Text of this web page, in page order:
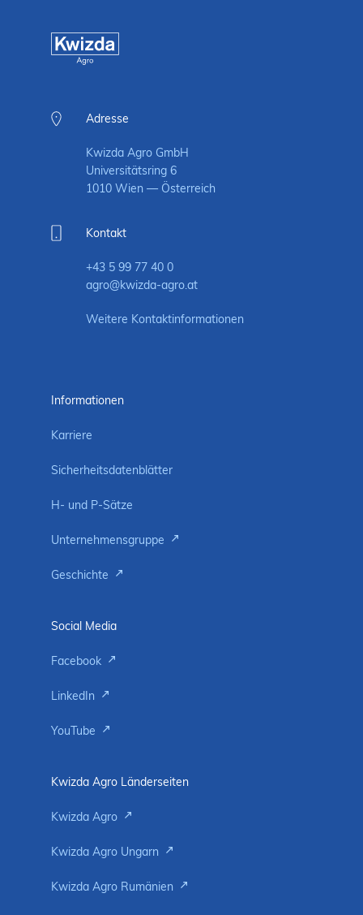
Adresse
Kwizda Agro GmbH
Universitätsring 6
1010 Wien — Österreich
Kontakt
+43 5 99 77 40 0
agro@kwizda-agro.at
Weitere Kontaktinformationen
Informationen
Karriere
Sicherheitsdatenblätter
H- und P-Sätze
Unternehmensgruppe
Geschichte
Social Media
Facebook
LinkedIn
YouTube
Kwizda Agro Länderseiten
Kwizda Agro
Kwizda Agro Ungarn
Kwizda Agro Rumänien